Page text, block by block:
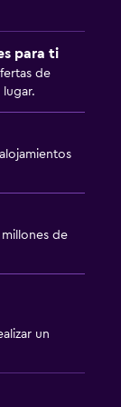
para ti
de
millones de
un